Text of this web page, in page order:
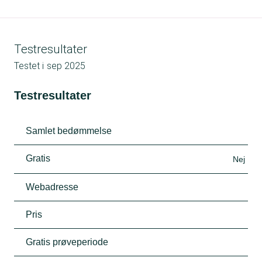
Testresultater
Testet i sep 2025
Testresultater
Samlet bedømmelse
Gratis Nej
Webadresse
Pris
Gratis prøveperiode